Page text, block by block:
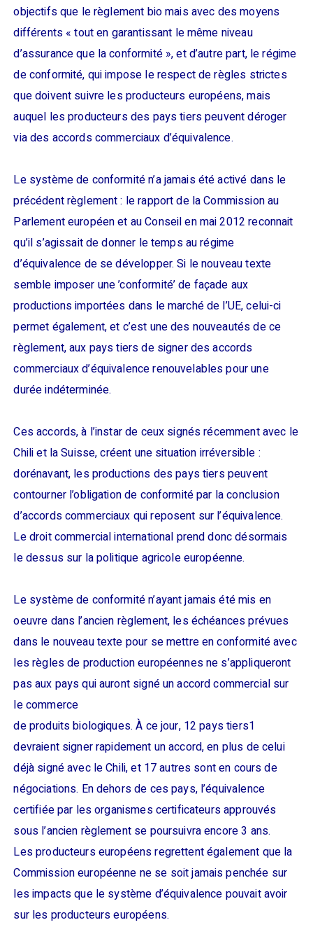
objectifs que le règlement bio mais avec des moyens
différents « tout en garantissant le même niveau
d’assurance que la conformité », et d’autre part, le régime
de conformité, qui impose le respect de règles strictes
que doivent suivre les producteurs européens, mais
auquel les producteurs des pays tiers peuvent déroger
via des accords commerciaux d’équivalence.
Le système de conformité n’a jamais été activé dans le
précédent règlement : le rapport de la Commission au
Parlement européen et au Conseil en mai 2012 reconnait
qu’il s’agissait de donner le temps au régime
d’équivalence de se développer. Si le nouveau texte
semble imposer une ’conformité’ de façade aux
productions importées dans le marché de l’UE, celui-ci
permet également, et c’est une des nouveautés de ce
règlement, aux pays tiers de signer des accords
commerciaux d’équivalence renouvelables pour une
durée indéterminée.
Ces accords, à l’instar de ceux signés récemment avec le
Chili et la Suisse, créent une situation irréversible :
dorénavant, les productions des pays tiers peuvent
contourner l’obligation de conformité par la conclusion
d’accords commerciaux qui reposent sur l’équivalence.
Le droit commercial international prend donc désormais
le dessus sur la politique agricole européenne.
Le système de conformité n’ayant jamais été mis en
oeuvre dans l’ancien règlement, les échéances prévues
dans le nouveau texte pour se mettre en conformité avec
les règles de production européennes ne s’appliqueront
pas aux pays qui auront signé un accord commercial sur
le commerce
de produits biologiques. À ce jour, 12 pays tiers1
devraient signer rapidement un accord, en plus de celui
déjà signé avec le Chili, et 17 autres sont en cours de
négociations. En dehors de ces pays, l’équivalence
certifiée par les organismes certificateurs approuvés
sous l’ancien règlement se poursuivra encore 3 ans.
Les producteurs européens regrettent également que la
Commission européenne ne se soit jamais penchée sur
les impacts que le système d’équivalence pouvait avoir
sur les producteurs européens.